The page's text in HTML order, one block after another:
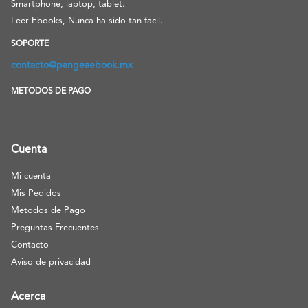
Smartphone, laptop, tablet.
Leer Ebooks, Nunca ha sido tan facil.
SOPORTE
contacto@pangeaebook.mx
METODOS DE PAGO
Cuenta
Mi cuenta
Mis Pedidos
Metodos de Pago
Preguntas Frecuentes
Contacto
Aviso de privacidad
Acerca